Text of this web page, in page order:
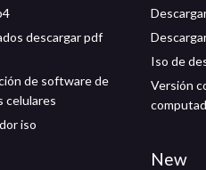
descargar pdf
de software de
celulares
iso
Iso de
Versión
New